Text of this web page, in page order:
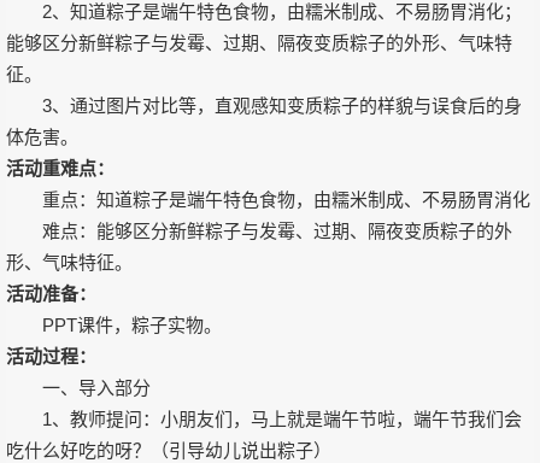
2、知道粽子是端午特色食物，由糯米制成、不易肠胃消化；
能够区分新鲜粽子与发霉、过期、隔夜变质粽子的外形、气味特
征。
3、通过图片对比等，直观感知变质粽子的样貌与误食后的身
体危害。
活动重难点：
重点：知道粽子是端午特色食物，由糯米制成、不易肠胃消化
难点：能够区分新鲜粽子与发霉、过期、隔夜变质粽子的外
形、气味特征。
活动准备：
PPT课件，粽子实物。
活动过程：
一、导入部分
1、教师提问：小朋友们，马上就是端午节啦，端午节我们会
吃什么好吃的呀？（引导幼儿说出粽子）